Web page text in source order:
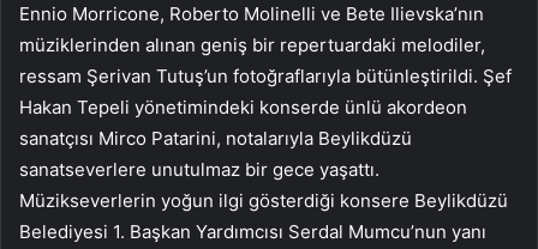
Ennio Morricone, Roberto Molinelli ve Bete Ilievska’nın
müziklerinden alınan geniş bir repertuardaki melodiler,
ressam Şerivan Tutuş’un fotoğraflarıyla bütünleştirildi. Şef
Hakan Tepeli yönetimindeki konserde ünlü akordeon
sanatçısı Mirco Patarini, notalarıyla Beylikdüzü
sanatseverlere unutulmaz bir gece yaşattı.
Müzikseverlerin yoğun ilgi gösterdiği konsere Beylikdüzü
Belediyesi 1. Başkan Yardımcısı Serdal Mumcu’nun yanı